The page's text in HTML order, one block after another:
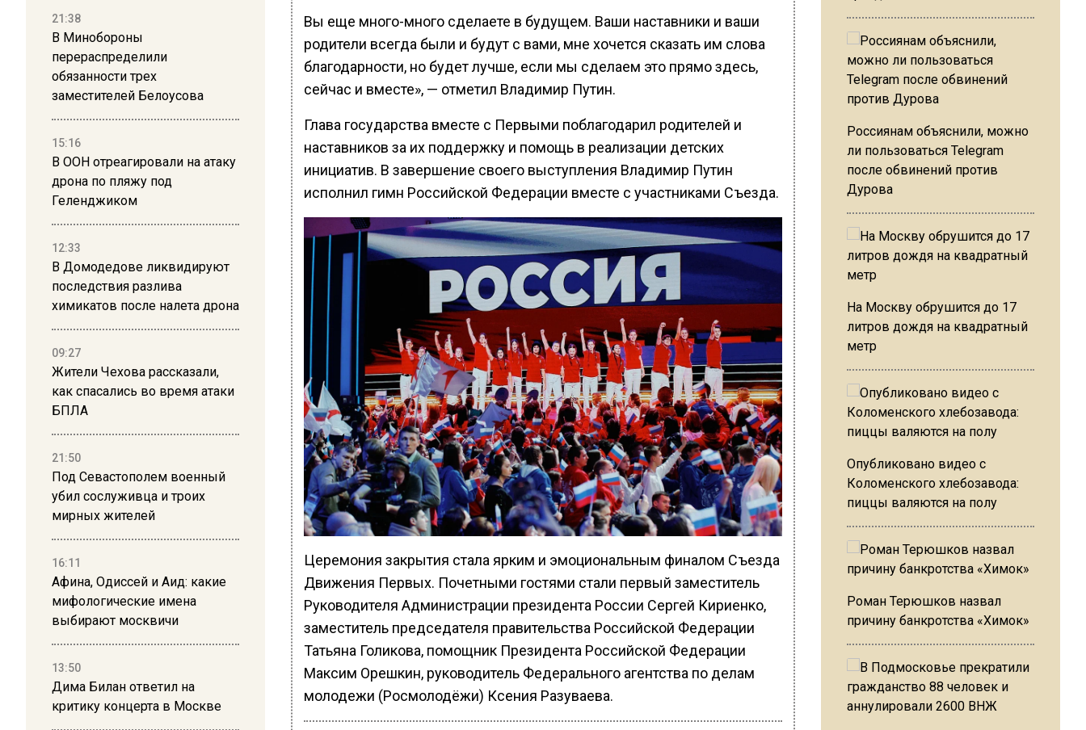
21:38
В Минобороны
перераспределили
обязанности трех
заместителей Белоусова
15:16
В ООН отреагировали на атаку
дрона по пляжу под
Геленджиком
12:33
В Домодедове ликвидируют
последствия разлива
химикатов после налета дрона
09:27
Жители Чехова рассказали,
как спасались во время атаки
БПЛА
21:50
Под Севастополем военный
убил сослуживца и троих
мирных жителей
16:11
Афина, Одиссей и Аид: какие
мифологические имена
выбирают москвичи
13:50
Дима Билан ответил на
критику концерта в Москве
Вы еще много-много сделаете в будущем. Ваши наставники и ваши
родители всегда были и будут с вами, мне хочется сказать им слова
благодарности, но будет лучше, если мы сделаем это прямо здесь,
сейчас и вместе», — отметил Владимир Путин.
Глава государства вместе с Первыми поблагодарил родителей и
наставников за их поддержку и помощь в реализации детских
инициатив. В завершение своего выступления Владимир Путин
исполнил гимн Российской Федерации вместе с участниками Съезда.
Церемония закрытия стала ярким и эмоциональным финалом Съезда
Движения Первых. Почетными гостями стали первый заместитель
Руководителя Администрации президента России Сергей Кириенко,
заместитель председателя правительства Российской Федерации
Татьяна Голикова, помощник Президента Российской Федерации
Максим Орешкин, руководитель Федерального агентства по делам
молодежи (Росмолодёжи) Ксения Разуваева.
Россиянам объяснили, можно
ли пользоваться Telegram
после обвинений против
Дурова
На Москву обрушится до 17
литров дождя на квадратный
метр
Опубликовано видео с
Коломенского хлебозавода:
пиццы валяются на полу
Роман Терюшков назвал
причину банкротства «Химок»